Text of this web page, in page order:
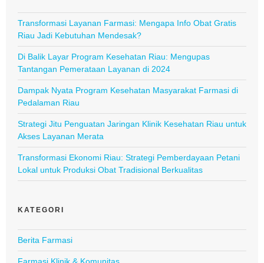
Transformasi Layanan Farmasi: Mengapa Info Obat Gratis
Riau Jadi Kebutuhan Mendesak?
Di Balik Layar Program Kesehatan Riau: Mengupas
Tantangan Pemerataan Layanan di 2024
Dampak Nyata Program Kesehatan Masyarakat Farmasi di
Pedalaman Riau
Strategi Jitu Penguatan Jaringan Klinik Kesehatan Riau untuk
Akses Layanan Merata
Transformasi Ekonomi Riau: Strategi Pemberdayaan Petani
Lokal untuk Produksi Obat Tradisional Berkualitas
KATEGORI
Berita Farmasi
Farmasi Klinik & Komunitas